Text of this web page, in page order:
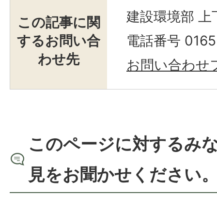
この記事に関
するお問い合
わせ先
建設環境部 上
電話番号
お問い合わせ
このページに対するみ
見をお聞かせください